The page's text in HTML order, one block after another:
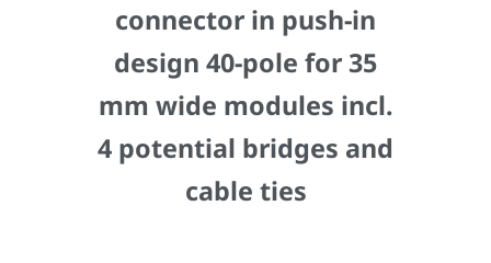
connector in push-in
design 40-pole for 35
mm wide modules incl.
4 potential bridges and
cable ties